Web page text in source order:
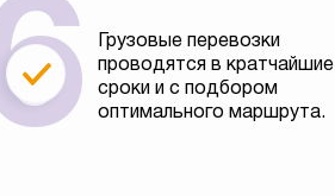
Грузовые перевозки
проводятся в кратчайшие
сроки и с подбором
оптимального маршрута.